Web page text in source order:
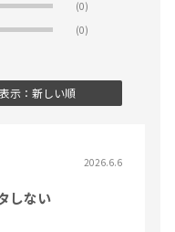
(0)
(0)
表示：新しい順
2026.6.6
しない